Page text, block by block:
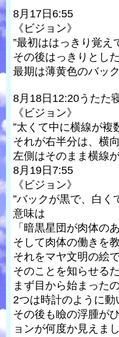
8月17日6:55
《ビジョン》
”最初ははっきり覚
その後はっきりとし
最期は薄黄色のバッ
8月18日12:20うたた
《ビジョン》
”太くて中に横線が複
それが右半分は、横
左側はそのまま横線
8月19日7:55
《ビジョン》
”バックが黒で、白く
意味は
「暗黒星団が肉体の
そして肉体の働きを
それをマヤ文明の絵
そのことを知らせる
まず目から始まった
2つは時計のように動
その後も瞼の浮腫が
ョンが何度か見えま